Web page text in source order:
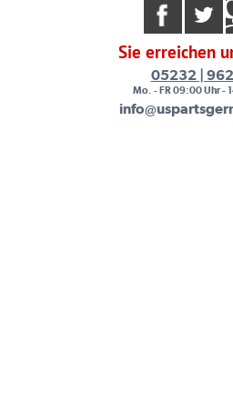
Sie erreichen
05232 |
Mo. - FR 09:00 Uhr -